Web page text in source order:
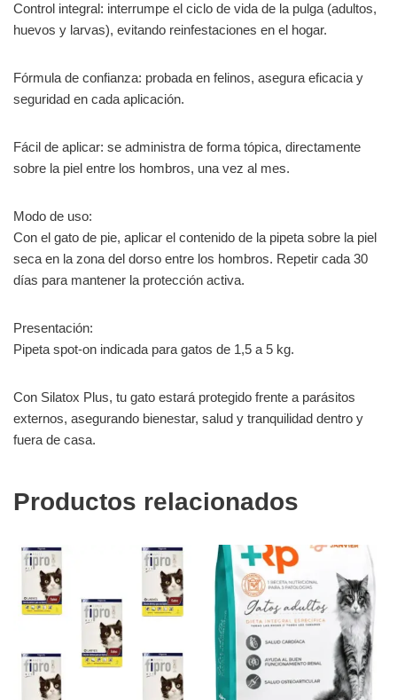
Control integral: interrumpe el ciclo de vida de la pulga (adultos,
huevos y larvas), evitando reinfestaciones en el hogar.
Fórmula de confianza: probada en felinos, asegura eficacia y
seguridad en cada aplicación.
Fácil de aplicar: se administra de forma tópica, directamente
sobre la piel entre los hombros, una vez al mes.
Modo de uso:
Con el gato de pie, aplicar el contenido de la pipeta sobre la piel
seca en la zona del dorso entre los hombros. Repetir cada 30
días para mantener la protección activa.
Presentación:
Pipeta spot-on indicada para gatos de 1,5 a 5 kg.
Con Silatox Plus, tu gato estará protegido frente a parásitos
externos, asegurando bienestar, salud y tranquilidad dentro y
fuera de casa.
Productos relacionados